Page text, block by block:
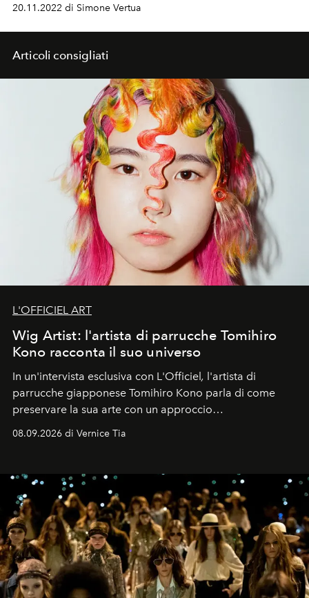
20.11.2022 di Simone Vertua
Articoli consigliati
L'OFFICIEL ART
Wig Artist: l'artista di parrucche Tomihiro
Kono racconta il suo universo
In un'intervista esclusiva con L'Officiel, l'artista di
parrucche giapponese Tomihiro Kono parla di come
preservare la sua arte con un approccio
08.09.2026 di Vernice Tia